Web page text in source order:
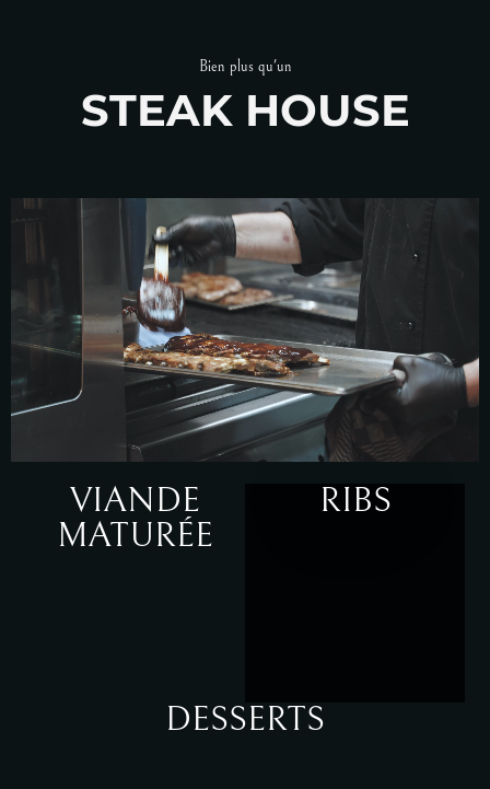
Bien plus qu'un
STEAK HOUSE
VIANDE
MATURÉE
RIBS
DESSERTS